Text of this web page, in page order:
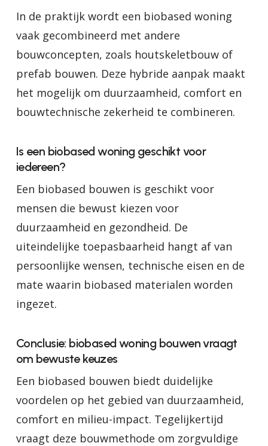
In de praktijk wordt een biobased woning
vaak gecombineerd met andere
bouwconcepten, zoals houtskeletbouw of
prefab bouwen. Deze hybride aanpak maakt
het mogelijk om duurzaamheid, comfort en
bouwtechnische zekerheid te combineren.
Is een biobased woning geschikt voor
iedereen?
Een biobased bouwen is geschikt voor
mensen die bewust kiezen voor
duurzaamheid en gezondheid. De
uiteindelijke toepasbaarheid hangt af van
persoonlijke wensen, technische eisen en de
mate waarin biobased materialen worden
ingezet.
Conclusie: biobased woning bouwen vraagt
om bewuste keuzes
Een biobased bouwen biedt duidelijke
voordelen op het gebied van duurzaamheid,
comfort en milieu-impact. Tegelijkertijd
vraagt deze bouwmethode om zorgvuldige